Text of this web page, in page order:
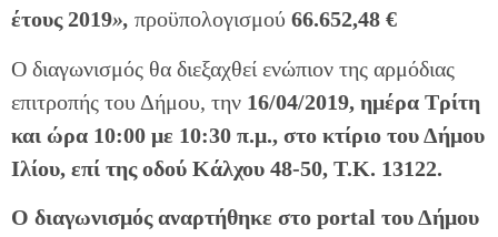
έτους 2019», προϋπολογισμού 66.652,48 €
Ο διαγωνισμός θα διεξαχθεί ενώπιον της αρμόδιας
επιτροπής του Δήμου, την 16/04/2019, ημέρα Τρίτη
και ώρα 10:00 με 10:30 π.μ., στο κτίριο του Δήμου
Ιλίου, επί της οδού Κάλχου 48-50, Τ.Κ. 13122.
Ο διαγωνισμός αναρτήθηκε στο portal του Δήμου